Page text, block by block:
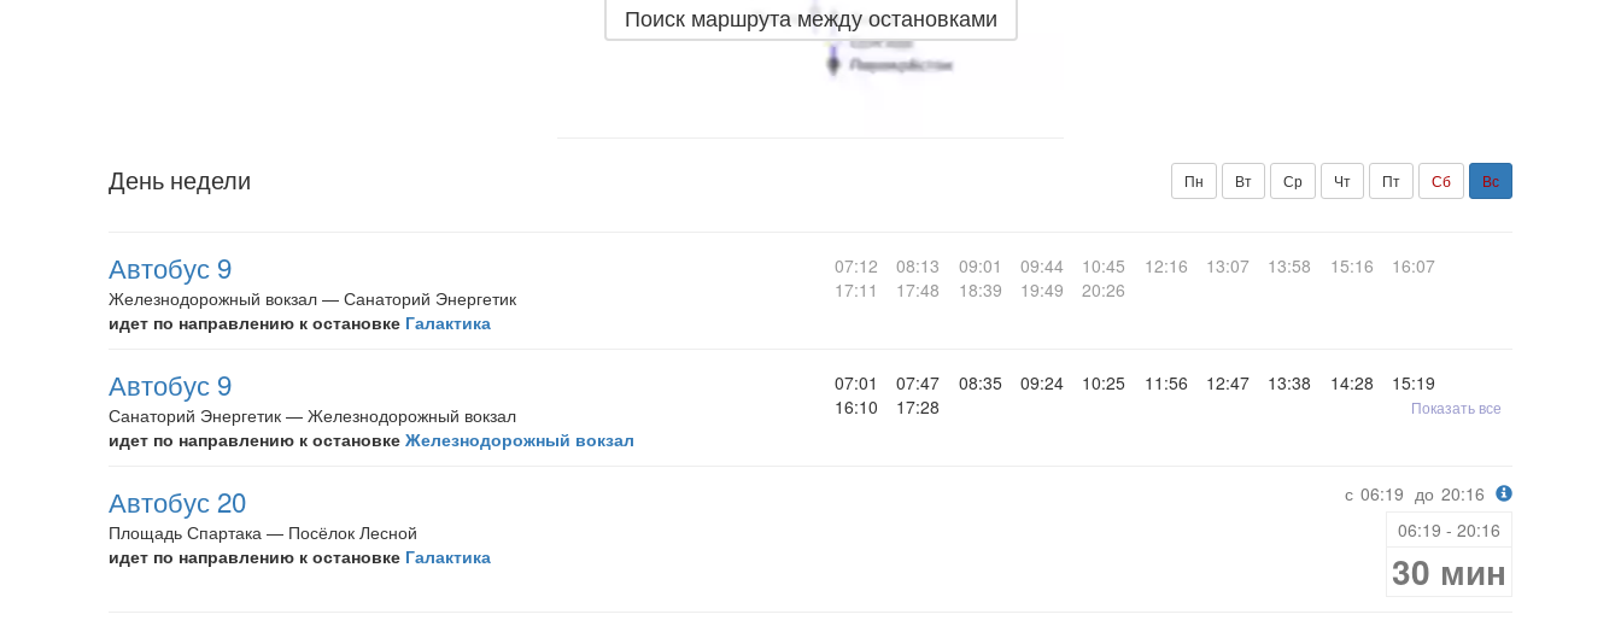
Поиск маршрута между остановками
День недели Пн Вт Ср Чт Пт Сб Вс
Автобус 9
Железнодорожный вокзал — Санаторий Энергетик
идет по направлению к остановке Галактика
07:12 08:13 09:01 09:44 10:45 12:16 13:07 13:58 15:16
16:07
17:11
17:48 18:39 19:49 20:26
Автобус 9
Санаторий Энергетик — Железнодорожный вокзал
идет по направлению к остановке Железнодорожный вокзал
07:01 07:47 08:35 09:24 10:25 11:56 12:47 13:38 14:28
15:19
16:10
17:28 Показать все
Автобус 20
Площадь Спартака — Посёлок Лесной
идет по направлению к остановке Галактика
с 06:19 до 20:16
06:19 - 20:16
30 мин